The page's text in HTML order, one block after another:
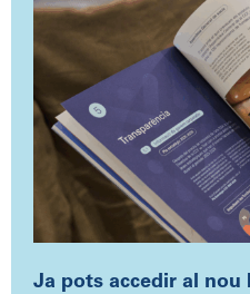
Ja pots accedir al nou